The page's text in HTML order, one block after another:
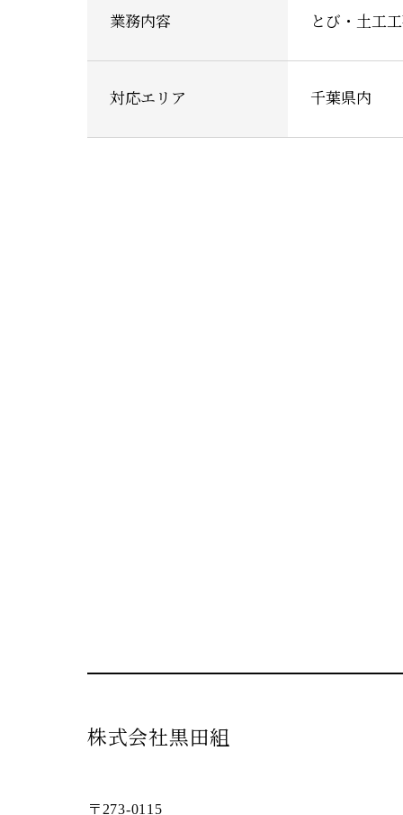
業務内容 とび・土工
対応エリア 千葉県内
株式会社黒田組
〒273-0115